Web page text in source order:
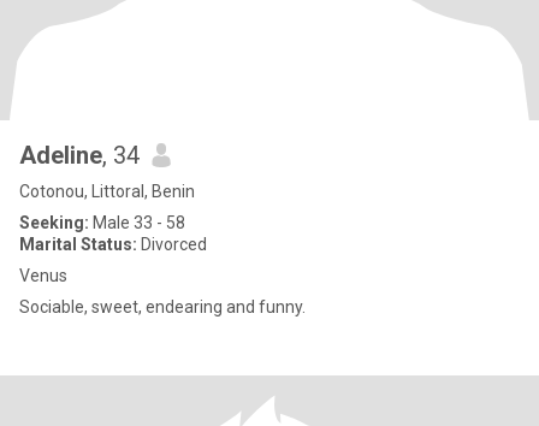
Adeline, 34
Cotonou, Littoral, Benin
Seeking: Male 33 - 58
Marital Status: Divorced
Venus
Sociable, sweet, endearing and funny.